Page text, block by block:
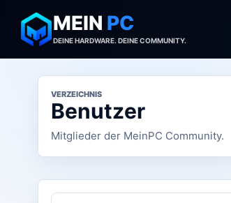
MEIN PC
DEINE HARDWARE. DEINE COMMUNITY.
VERZEICHNIS
Benutzer
Mitglieder der MeinPC Community.